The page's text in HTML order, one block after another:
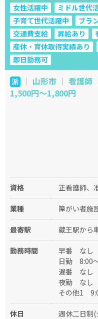
女性活躍中
ミドル世代
子育て世代活躍中
ブラ
交通費支給
昇給あり
産休・育休取得実績あり
即日勤務可
派｜ 山形市 ｜ 看護師
1,500円〜1,800円
資格 正看護師、
業種 障がい者施
最寄駅 蔵王駅から
勤務時間 早番
なし
日勤
8:00
遅番
なし
夜勤
なし
その他1
休日 週休二日制